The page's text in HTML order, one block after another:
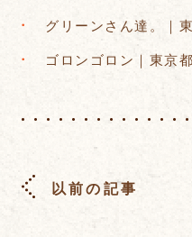
グリーンさん達。｜
ゴロンゴロン｜東京
以前の記事